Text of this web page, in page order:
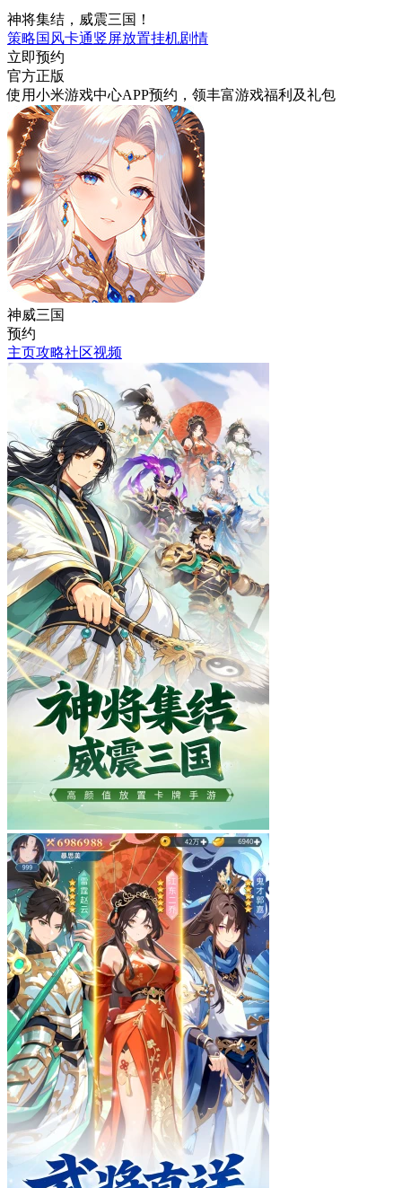
神将集结，威震三国！
策略国风卡通竖屏放置挂机剧情
立即预约
官方正版
使用小米游戏中心APP预约 ，领丰富游戏福利 及礼包
神威三国
预约
主页攻略社区视频